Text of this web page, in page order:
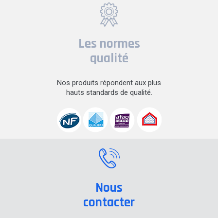
Les normes
qualité
Nos produits répondent aux plus
hauts standards de qualité.
Nous
contacter